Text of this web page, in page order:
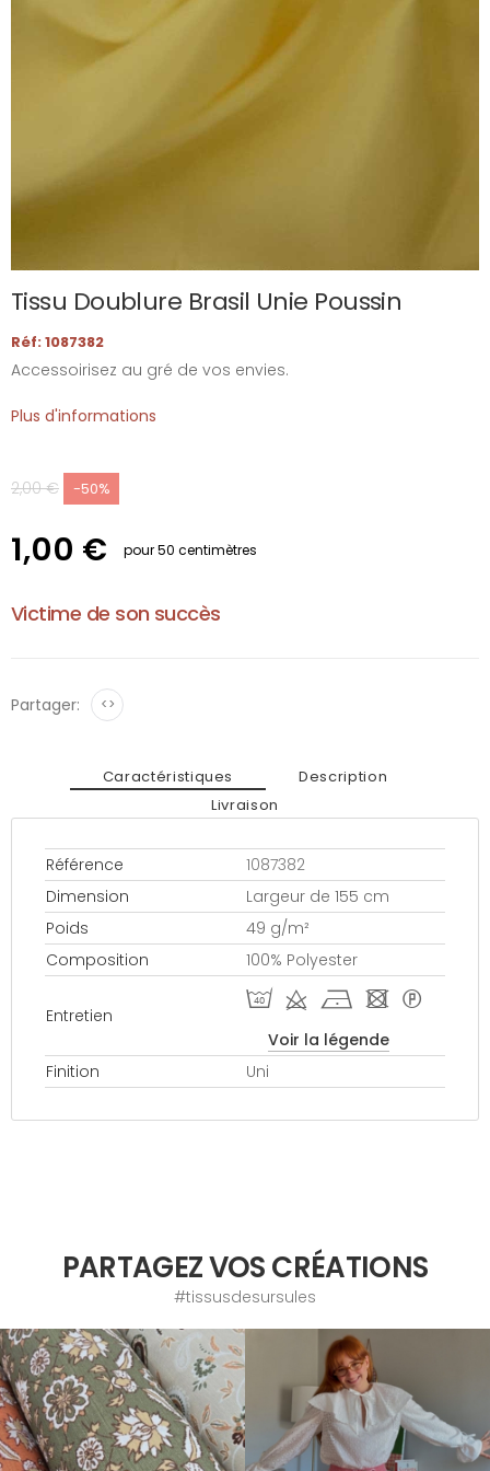
Tissu Doublure Brasil Unie Poussin
Réf: 1087382
Accessoirisez au gré de vos envies.
Plus d'informations
2,00 € -50%
1,00 € pour 50 centimètres
Victime de son succès
Partager: <>
Caractéristiques
Description
Livraison
Référence
1087382
Dimension
Largeur de 155 cm
Poids
49 g/m²
Composition
100% Polyester
Entretien
I d h - *
Voir la légende
Finition
Uni
PARTAGEZ VOS CRÉATIONS
#tissusdesursules